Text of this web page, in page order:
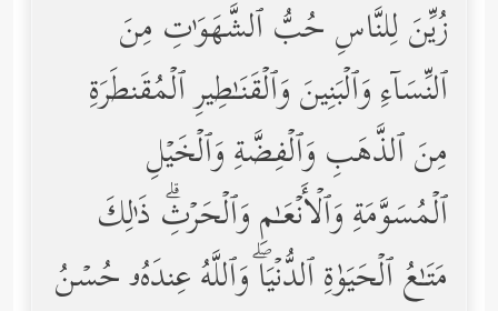
زُیِّنَ لِلنَّاسِ حُبُّ ٱلشَّهَوَ ٰ⁠تِ مِنَ
ٱلنِّسَاۤءِ وَٱلۡبَنِینَ وَٱلۡقَنَـٰطِیرِ ٱلۡمُقَنطَرَةِ
مِنَ ٱلذَّهَبِ وَٱلۡفِضَّةِ وَٱلۡخَیۡلِ
ٱلۡمُسَوَّمَةِ وَٱلۡأَنۡعَـٰمِ وَٱلۡحَرۡثِۗ ذَ ٰ⁠لِكَ
مَتَـٰعُ ٱلۡحَیَوٰةِ ٱلدُّنۡیَاۖ وَٱللَّهُ عِندَهُۥ حُسۡنُ